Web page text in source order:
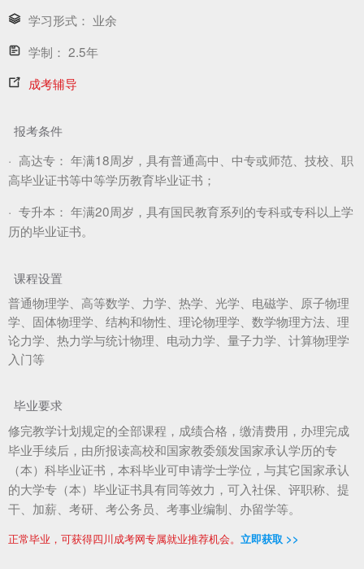
学习形式： 业余
学制： 2.5年
成考辅导
报考条件
· 高达专： 年满18周岁，具有普通高中、中专或师范、技校、职
高毕业证书等中等学历教育毕业证书；
· 专升本： 年满20周岁，具有国民教育系列的专科或专科以上学
历的毕业证书。
课程设置
普通物理学、高等数学、力学、热学、光学、电磁学、原子物理
学、固体物理学、结构和物性、理论物理学、数学物理方法、理
论力学、热力学与统计物理、电动力学、量子力学、计算物理学
入门等
毕业要求
修完教学计划规定的全部课程，成绩合格，缴清费用，办理完成
毕业手续后，由所报读高校和国家教委颁发国家承认学历的专
（本）科毕业证书，本科毕业可申请学士学位，与其它国家承认
的大学专（本）毕业证书具有同等效力，可入社保、评职称、提
干、加薪、考研、考公务员、考事业编制、办留学等。
正常毕业，可获得四川成考网专属就业推荐机会。 立即获取 >>